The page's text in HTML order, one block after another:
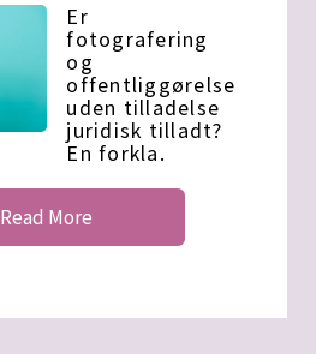
Er
fotografering
og
offentliggørelse
uden tilladelse
juridisk tilladt?
En forkla.
Read More